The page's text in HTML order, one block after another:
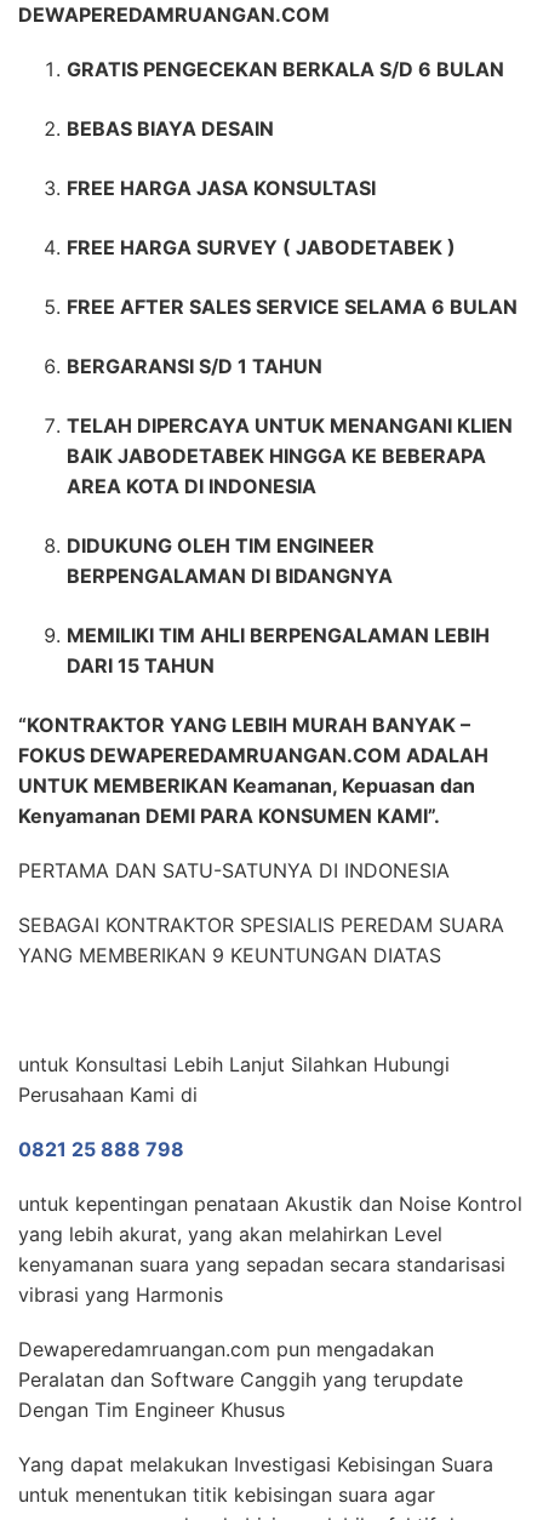
DEWAPEREDAMRUANGAN.COM
GRATIS PENGECEKAN BERKALA S/D 6 BULAN
BEBAS BIAYA DESAIN
FREE HARGA JASA KONSULTASI
FREE HARGA SURVEY ( JABODETABEK )
FREE AFTER SALES SERVICE SELAMA 6 BULAN
BERGARANSI S/D 1 TAHUN
TELAH DIPERCAYA UNTUK MENANGANI KLIEN
BAIK JABODETABEK HINGGA KE BEBERAPA
AREA KOTA DI INDONESIA
DIDUKUNG OLEH TIM ENGINEER
BERPENGALAMAN DI BIDANGNYA
MEMILIKI TIM AHLI BERPENGALAMAN LEBIH
DARI 15 TAHUN
“KONTRAKTOR YANG LEBIH MURAH BANYAK –
FOKUS DEWAPEREDAMRUANGAN.COM ADALAH
UNTUK MEMBERIKAN Keamanan, Kepuasan dan
Kenyamanan DEMI PARA KONSUMEN KAMI”.
PERTAMA DAN SATU-SATUNYA DI INDONESIA
SEBAGAI KONTRAKTOR SPESIALIS PEREDAM SUARA
YANG MEMBERIKAN 9 KEUNTUNGAN DIATAS
untuk Konsultasi Lebih Lanjut Silahkan Hubungi
Perusahaan Kami di
0821 25 888 798
untuk kepentingan penataan Akustik dan Noise Kontrol
yang lebih akurat, yang akan melahirkan Level
kenyamanan suara yang sepadan secara standarisasi
vibrasi yang Harmonis
Dewaperedamruangan.com pun mengadakan
Peralatan dan Software Canggih yang terupdate
Dengan Tim Engineer Khusus
Yang dapat melakukan Investigasi Kebisingan Suara
untuk menentukan titik kebisingan suara agar